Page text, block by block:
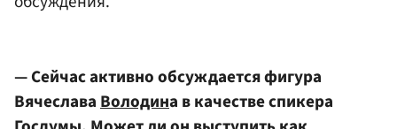
— Сейчас активно обсуждается фигура
ВячеславаВолодина в качестве спикера